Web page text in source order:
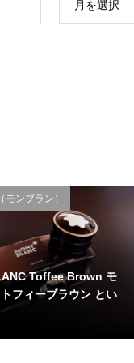
月を選択
ンブラン）
Toffee Brown モ
フィーブラウン とい